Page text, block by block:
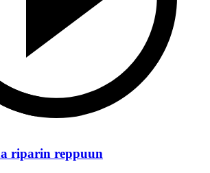
riparin reppuun